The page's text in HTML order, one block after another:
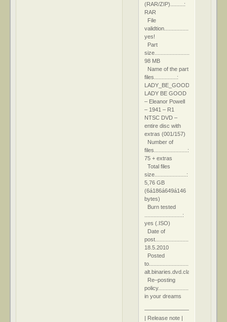
(RAR/ZIP).........:
RAR
File
validtion.......................:
yes!
Part
size............................:
98 MB
Name of the part
files...............:
LADY_BE_GOOD.part01.rar
LADY BE GOOD
– Eleanor Powell
– 1941 – R1
NTSC DVD –
entire disc with
extras (001/157)
Number of
files......................:
75 + extras
Total files
size.....................:
5,76 GB
(6á186á649á146
bytes)
Burn tested
.........................:
yes (.ISO)
Date of
post.........................:
18.5.2010
Posted
to............................:
alt.binaries.dvd.classics
Re–posting
policy....................:
in your dreams
––––––––––––––––
| Release note |